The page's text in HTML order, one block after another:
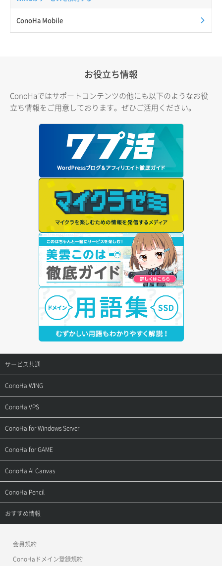
ConoHa Mobile
お役立ち情報
ConoHaではサポートコンテンツの他にも以下のようなお役
立ち情報をご用意しております。ぜひご活用ください。
サービス共通
サポートトップ
ご契約・お支払い
用語集
お問い合わせ
ConoHa WING
サポートトップ
ご利用ガイド
お乗り換えガイド
よくある質問
ConoHa VPS
サポートトップ
ご利用ガイド
APIドキュメントVPS2.0
APIドキュメントVPS3.0
ConoHa for Windows Server
サポートトップ
ご利用ガイド
APIドキュメントVPS2.0
APIドキュメントVPS3.0
ConoHa for GAME
サポートトップ
ご利用ガイド
ConoHa AI Canvas
サポートトップ
ご利用ガイド
ConoHa Pencil
サポートトップ
おすすめ情報
会員規約
ConoHaドメイン登録規約